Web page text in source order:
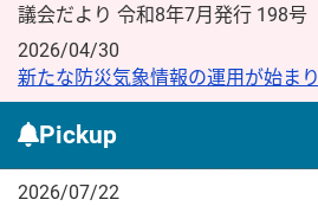
議会だより 令和8年7月発行 198号
2026/04/30
新たな防災気象情報の運用が始ま
Pickup
2026/07/22